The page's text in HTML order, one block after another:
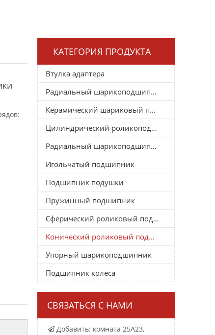
КАТЕГОРИЯ ПРОДУКТА
Втулка адаптера
Радиальный шарикоподшипник
Керамический шариковый подшипник
Цилиндрический роликоподшипник
Радиальный шарикоподшипник
Игольчатый подшипник
Подшипник подушки
Пружинный подшипник
Сферический роликовый подшипник
Конический роликовый подшипник
Упорный шарикоподшипник
Подшипник колеса
СВЯЗАТЬСЯ С НАМИ
 Добавить: комната 25A23,